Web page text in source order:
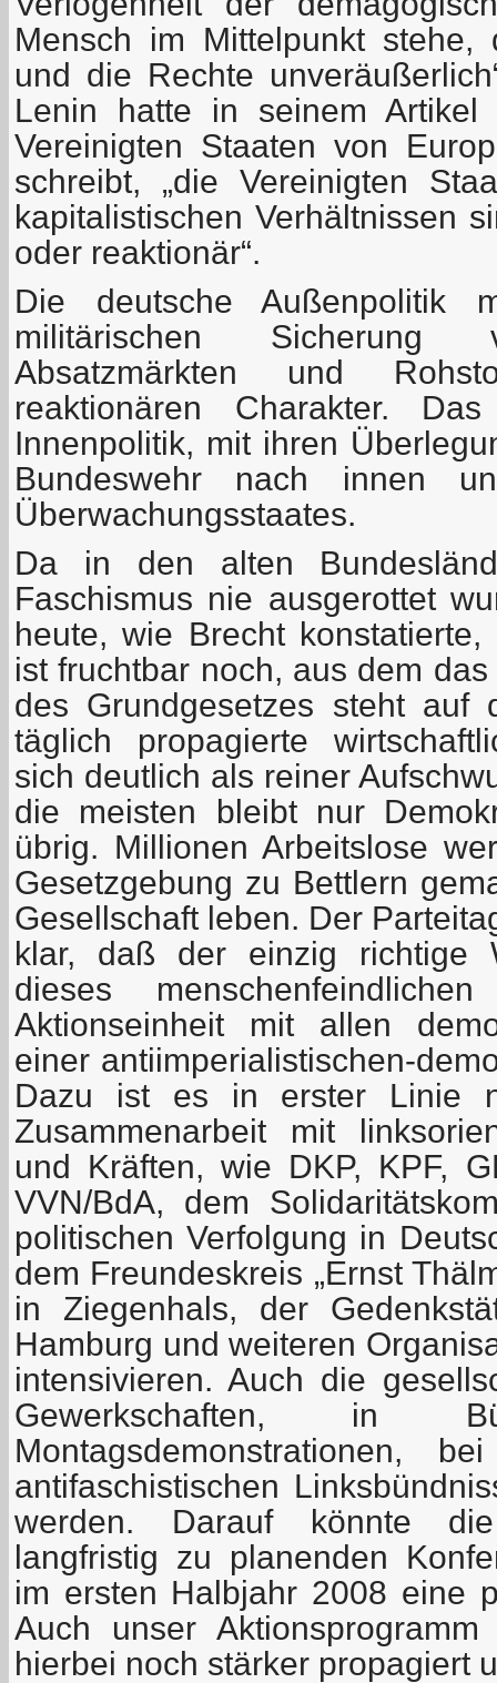
Mensch im Mittelpunkt stehe,
und die Rechte
Lenin hatte in seinem
Vereinigten Staaten von
schreibt, „die Vereinigten
kapitalistischen Verhältnissen
oder reaktionär“.
Die deutsche Außenpolitik
militärischen Sicherung
Absatzmärkten und
reaktionären Charakter.
Innenpolitik, mit ihren
Bundeswehr nach innen
Überwachungsstaates.
Da in den alten
Faschismus nie ausgerottet
heute, wie Brecht
ist fruchtbar noch, aus dem
des Grundgesetzes steht auf
täglich propagierte
sich deutlich als reiner
die meisten bleibt nur
übrig. Millionen Arbeitslose
Gesetzgebung zu Bettlern
Gesellschaft leben. Der
klar, daß der einzig richtige
dieses
Aktionseinheit mit allen
einer antiimperialistischen-
Dazu ist es in erster Linie
Zusammenarbeit mit
und Kräften, wie DKP, KPF,
VVN/BdA, dem
politischen Verfolgung in
dem Freundeskreis „Ernst
in Ziegenhals, der
Hamburg und weiteren
intensivieren. Auch die
Gewerkschaften, in
Montagsdemonstrationen,
antifaschistischen
werden. Darauf könnte
langfristig zu planenden
im ersten Halbjahr 2008 eine
Auch unser
hierbei noch stärker propagiert